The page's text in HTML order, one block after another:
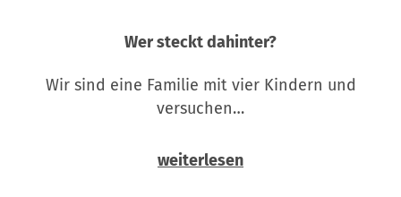
Wer steckt dahinter?
Wir sind eine Familie mit vier Kindern und
versuchen…
weiterlesen